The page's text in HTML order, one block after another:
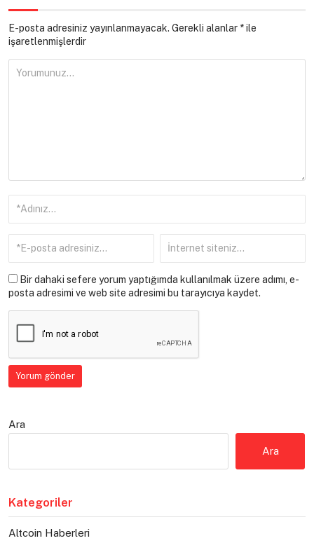
E-posta adresiniz yayınlanmayacak. Gerekli alanlar *ile
işaretlenmişlerdir
Bir dahaki sefere yorum yaptığımda kullanılmak üzere adımı, e-
posta adresimi ve web site adresimi bu tarayıcıya kaydet.
Ara
Ara
Kategoriler
Altcoin Haberleri